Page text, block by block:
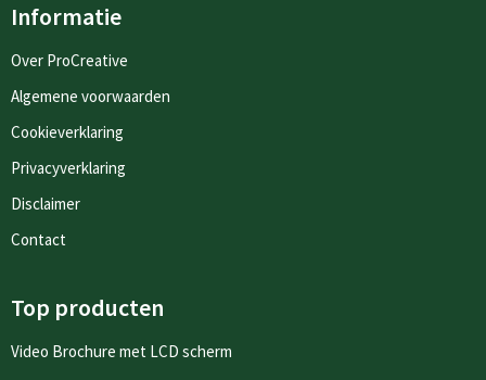
Informatie
Over ProCreative
Algemene voorwaarden
Cookieverklaring
Privacyverklaring
Disclaimer
Contact
Top producten
Video Brochure met LCD scherm